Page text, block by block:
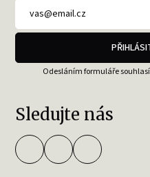
Odesláním formuláře
Sledujte nás